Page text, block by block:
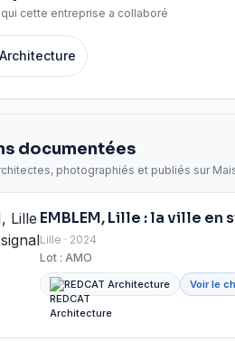
cette entreprise a collaboré
Architecture
documentées
photographiés et publiés sur
EMBLEM, Lille : la ville
Lille · 2024
Lot : AMO
REDCAT Architecture Voir le